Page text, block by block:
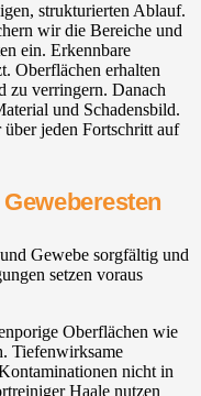
strukturierten Ablauf.
wir die Bereiche und
ein. Erkennbare
Oberflächen erhalten
zu verringern. Danach
und Schadensbild.
jeden Fortschritt auf
Gewebe sorgfältig und
setzen voraus
Oberflächen wie
Tiefenwirksame
nicht in
Haale nutzen